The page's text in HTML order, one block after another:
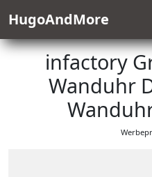
HugoAndMore
infactory
Wanduhr